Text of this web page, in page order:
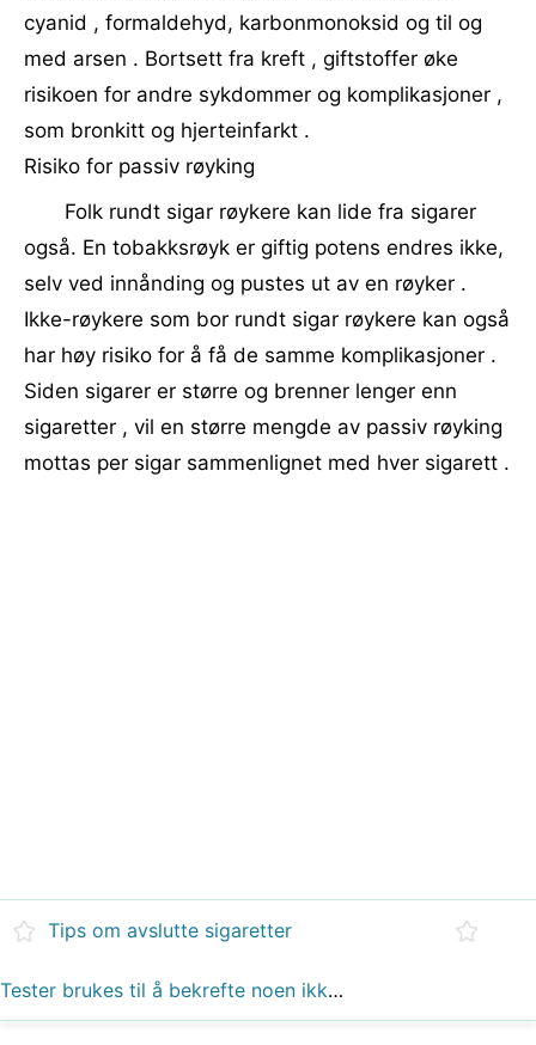
cyanid , formaldehyd, karbonmonoksid og til og
med arsen . Bortsett fra kreft , giftstoffer øke
risikoen for andre sykdommer og komplikasjoner ,
som bronkitt og hjerteinfarkt .
Risiko for passiv røyking
Folk rundt sigar røykere kan lide fra sigarer
også. En tobakksrøyk er giftig potens endres ikke,
selv ved innånding og pustes ut av en røyker .
Ikke-røykere som bor rundt sigar røykere kan også
har høy risiko for å få de samme komplikasjoner .
Siden sigarer er større og brenner lenger enn
sigaretter , vil en større mengde av passiv røyking
mottas per sigar sammenlignet med hver sigarett .
Tips om avslutte sigaretter
Tester brukes til å bekrefte noen ikke er røyke